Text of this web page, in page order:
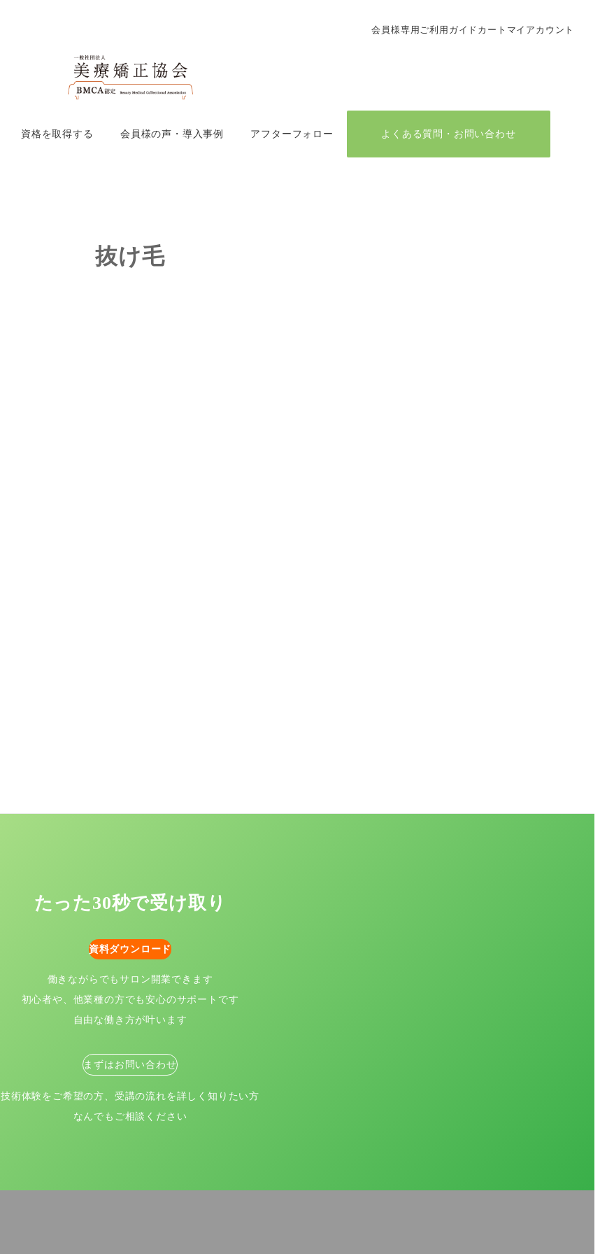
会員様専用 ご利用ガイド カート マイアカウント
資格を取得する 会員様の声・導入事例 アフターフォロー よくある質問・お問い合わせ
抜け毛
たった30秒で受け取り
資料ダウンロード
働きながらでもサロン開業できます
初心者や、他業種の方でも安心のサポートです
自由な働き方が叶います
まずはお問い合わせ
技術体験をご希望の方、受講の流れを詳しく知りたい方
なんでもご相談ください